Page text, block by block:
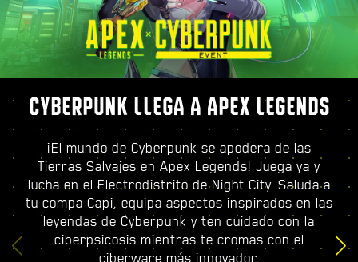
CYBERPUNK LLEGA A APEX LEGENDS
¡El mundo de Cyberpunk se apodera de las
Tierras Salvajes en Apex Legends! Juega ya y
lucha en el Electrodistrito de Night City. Saluda a
tu compa Capi, equipa aspectos inspirados en las
leyendas de Cyberpunk y ten cuidado con la
ciberpsicosis mientras te cromas con el
ciberware más innovador.